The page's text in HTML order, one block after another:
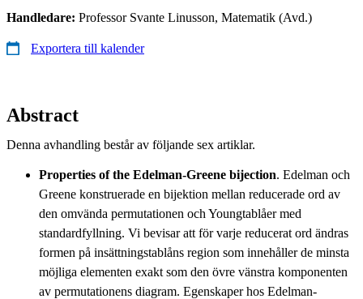
Handledare: Professor Svante Linusson, Matematik (Avd.)
Exportera till kalender
Abstract
Denna avhandling består av följande sex artiklar.
Properties of the Edelman-Greene bijection. Edelman och
Greene konstruerade en bijektion mellan reducerade ord av
den omvända permutationen och Youngtablåer med
standardfyllning. Vi bevisar att för varje reducerat ord ändras
formen på insättningstablåns region som innehåller de minsta
möjliga elementen exakt som den övre vänstra komponenten
av permutationens diagram. Egenskaper hos Edelman-